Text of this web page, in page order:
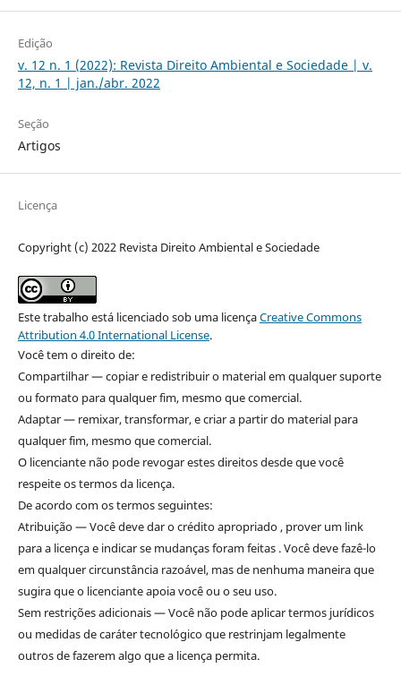
Edição
v. 12 n. 1 (2022): Revista Direito Ambiental e Sociedade | v.
12, n. 1 | jan./abr. 2022
Seção
Artigos
Licença
Copyright (c) 2022 Revista Direito Ambiental e Sociedade
Este trabalho está licenciado sob uma licençaCreative Commons
Attribution 4.0 International License.
Você tem o direito de:
Compartilhar — copiar e redistribuir o material em qualquer suporte
ou formato para qualquer fim, mesmo que comercial.
Adaptar — remixar, transformar, e criar a partir do material para
qualquer fim, mesmo que comercial.
O licenciante não pode revogar estes direitos desde que você
respeite os termos da licença.
De acordo com os termos seguintes:
Atribuição — Você deve dar o crédito apropriado , prover um link
para a licença e indicar se mudanças foram feitas . Você deve fazê-lo
em qualquer circunstância razoável, mas de nenhuma maneira que
sugira que o licenciante apoia você ou o seu uso.
Sem restrições adicionais — Você não pode aplicar termos jurídicos
ou medidas de caráter tecnológico que restrinjam legalmente
outros de fazerem algo que a licença permita.